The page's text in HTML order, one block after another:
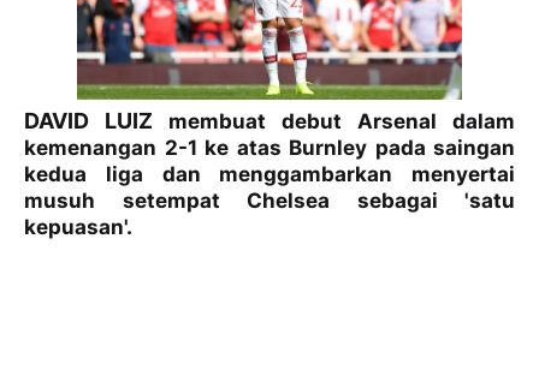
DAVID LUIZ membuat debut Arsenal dalam
kemenangan 2-1 ke atas Burnley pada saingan
kedua liga dan menggambarkan menyertai
musuh setempat Chelsea sebagai 'satu
kepuasan'.